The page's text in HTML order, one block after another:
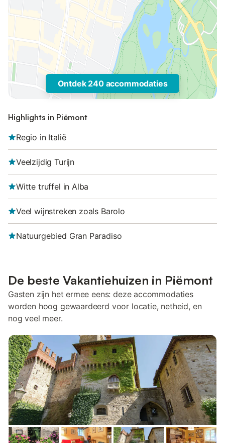
Ontdek 240 accommodaties
Highlights in Piëmont
Regio in Italië
Veelzijdig Turijn
Witte truffel in Alba
Veel wijnstreken zoals Barolo
Natuurgebied Gran Paradiso
De beste Vakantiehuizen in Piëmont
Gasten zijn het ermee eens: deze accommodaties
worden hoog gewaardeerd voor locatie, netheid, en
nog veel meer.